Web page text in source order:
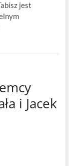
jest
i Jacek